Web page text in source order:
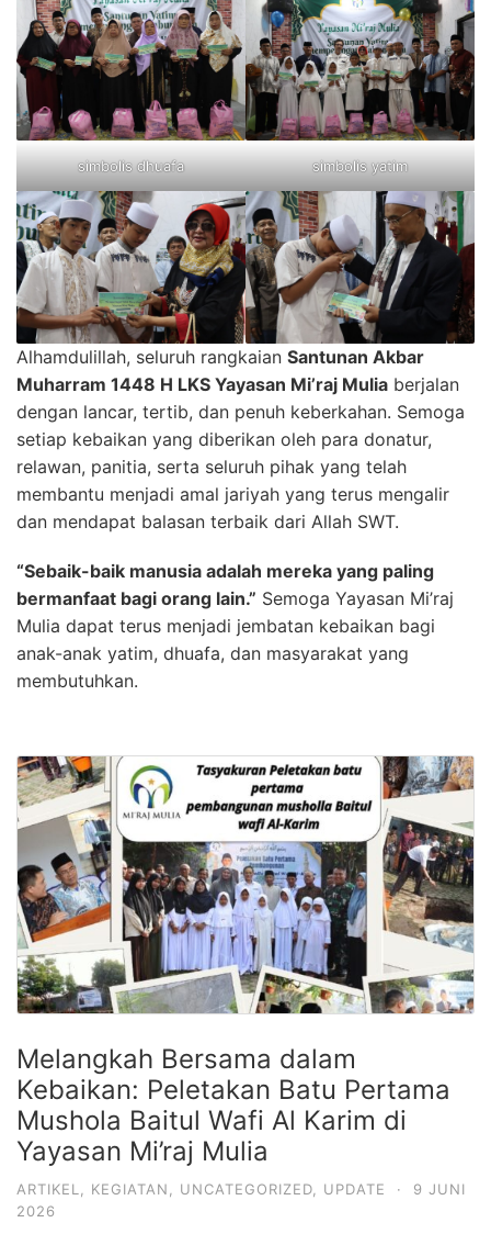
simbolis dhuafa simbolis yatim
Alhamdulillah, seluruh rangkaian Santunan Akbar
Muharram 1448 H LKS Yayasan Mi’raj Mulia berjalan
dengan lancar, tertib, dan penuh keberkahan. Semoga
setiap kebaikan yang diberikan oleh para donatur,
relawan, panitia, serta seluruh pihak yang telah
membantu menjadi amal jariyah yang terus mengalir
dan mendapat balasan terbaik dari Allah SWT.
“Sebaik-baik manusia adalah mereka yang paling
bermanfaat bagi orang lain.” Semoga Yayasan Mi’raj
Mulia dapat terus menjadi jembatan kebaikan bagi
anak-anak yatim, dhuafa, dan masyarakat yang
membutuhkan.
Melangkah Bersama dalam
Kebaikan: Peletakan Batu Pertama
Mushola Baitul Wafi Al Karim di
Yayasan Mi’raj Mulia
ARTIKEL KEGIATAN UNCATEGORIZED UPDATE ·
9 JUNI
2026